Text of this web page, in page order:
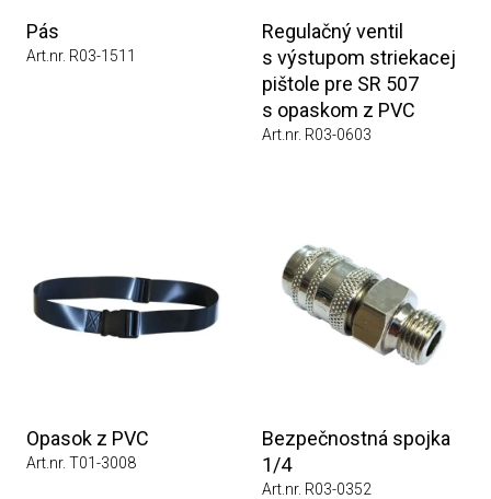
Pás
Art.nr. R03-1511
Regulačný ventil
s výstupom striekacej
pištole pre SR 507
s opaskom z PVC
Art.nr. R03-0603
Opasok z PVC
Art.nr. T01-3008
Bezpečnostná spojka
1/4
Art.nr. R03-0352